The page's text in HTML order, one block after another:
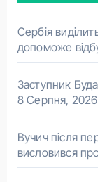
Сербія
допоможе
Заступник
8 Серпня, 2026
Вучич після
висловився про